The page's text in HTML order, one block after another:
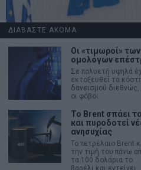
ΔΙΑΒΑΣΤΕ ΑΚΟΜΑ
Οι «τιμωροί» των
ομολόγων
Σε πολυετή υψηλά
εκτοξευθεί τα
δανεισμού
οι φόβοι
Το Brent σπάει
και πυροδοτεί
ανησυχίας
Το πετρέλαιο Brent
την τιμή του πάνω
τα 100 δολάρια το
βαρέλι και εντείνει